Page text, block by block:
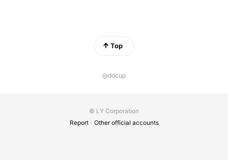
Top
@ddcup
© LY Corporation
Report
Other official accounts